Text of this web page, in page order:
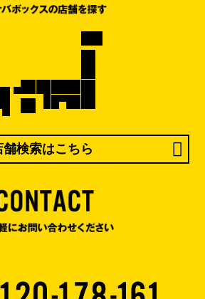
舗検索はこちら